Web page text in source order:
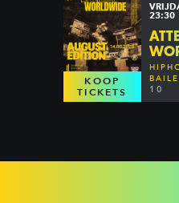
KOOP
TICKETS
23:30
10